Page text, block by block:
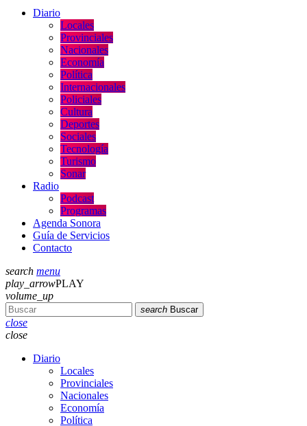
Diario
Locales
Provinciales
Nacionales
Economía
Política
Internacionales
Policiales
Cultura
Deportes
Sociales
Tecnología
Turismo
Sonar
Radio
Podcast
Programas
Agenda Sonora
Guía de Servicios
Contacto
search menu
play_arrowPLAY
volume_up
search Buscar
close
close
Diario
Locales
Provinciales
Nacionales
Economía
Política